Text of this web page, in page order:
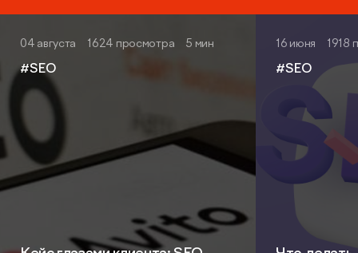
04 августа 1624 просмотра 5 мин
#SEO
16 июня 1918
#SEO